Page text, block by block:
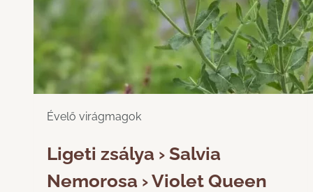
Évelő virágmagok
Ligeti zsálya › Salvia
Nemorosa › Violet Queen